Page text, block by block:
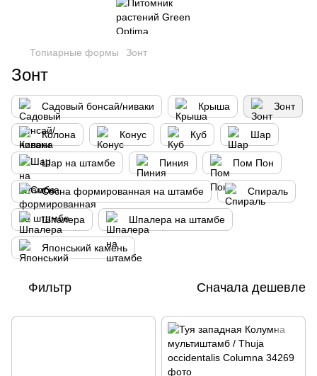
Топиарные формы Зонт
Зонт
Садовый бонсай/ниваки Крыша Зонт
Колона Конус Куб Шар
Шар на штамбе Пиния Пом Пон
Сосна формированная на штамбе Спираль
Шпалера Шпалера на штамбе
Японський камень
Фильтр Сначала дешевле